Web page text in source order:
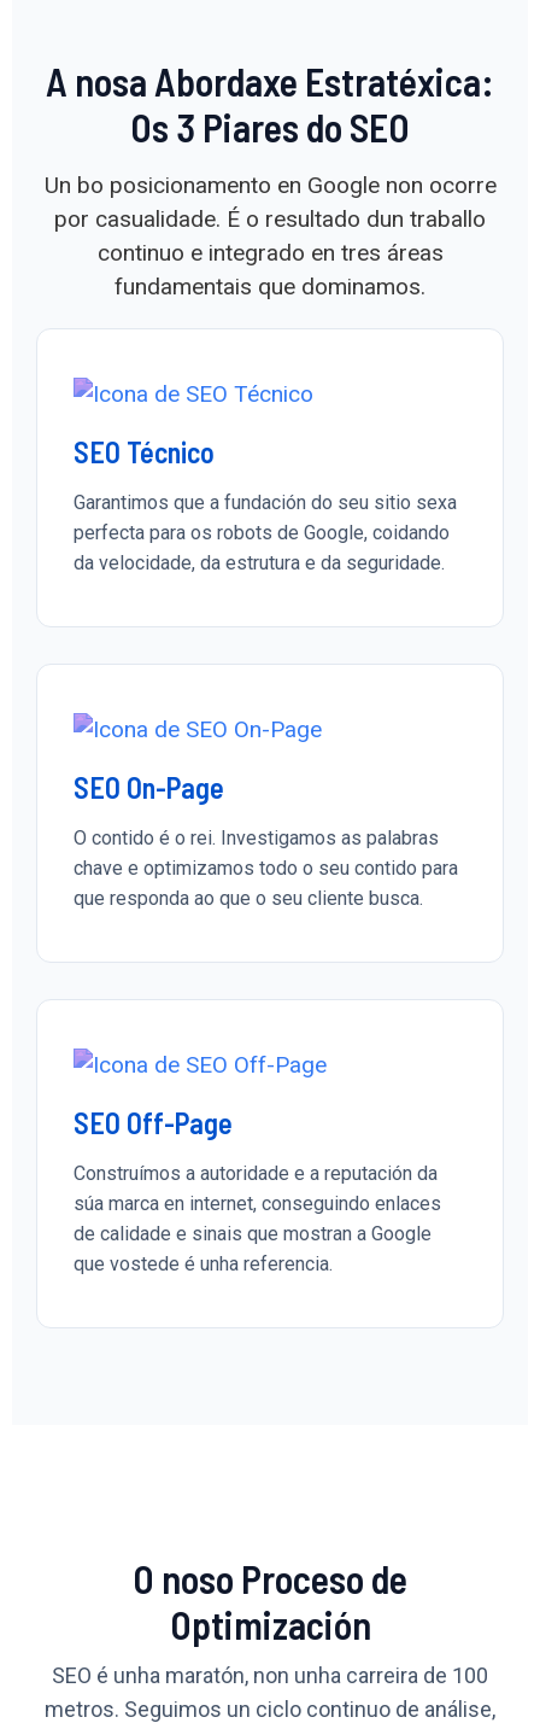
A nosa Abordaxe Estratéxica:
Os 3 Piares do SEO
Un bo posicionamento en Google non ocorre
por casualidade. É o resultado dun traballo
continuo e integrado en tres áreas
fundamentais que dominamos.
SEO Técnico
Garantimos que a fundación do seu sitio sexa
perfecta para os robots de Google, coidando
da velocidade, da estrutura e da seguridade.
SEO On-Page
O contido é o rei. Investigamos as palabras
chave e optimizamos todo o seu contido para
que responda ao que o seu cliente busca.
SEO Off-Page
Construímos a autoridade e a reputación da
súa marca en internet, conseguindo enlaces
de calidade e sinais que mostran a Google
que vostede é unha referencia.
O noso Proceso de
Optimización
SEO é unha maratón, non unha carreira de 100
metros. Seguimos un ciclo continuo de análise,